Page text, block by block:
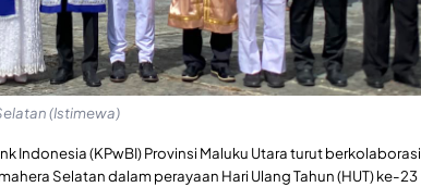
(Istimewa)
Indonesia (KPwBI) Provinsi Maluku Utara turut berkolaborasi
Selatan dalam perayaan Hari Ulang Tahun (HUT) ke-23